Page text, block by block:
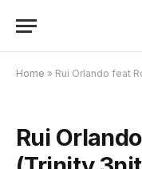
Home » Rui Orlando feat
Rui